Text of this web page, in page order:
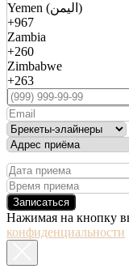
Yemen (اليمن)
+967
Zambia
+260
Zimbabwe
+263
Записаться
Нажимая на кнопку
конфиденциальности